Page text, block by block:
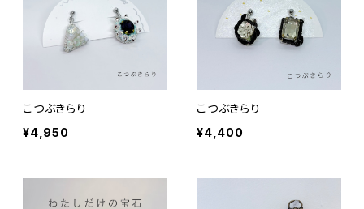
こつぶきらり
¥4,950
こつぶきらり
¥4,400